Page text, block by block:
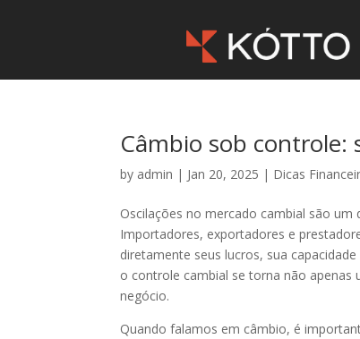
Câmbio sob controle:
by admin | Jan 20, 2025 | Dicas
Oscilações no mercado cambial são
Importadores, exportadores e
diretamente seus lucros, sua
o controle cambial se torna não apenas
negócio.
Quando falamos em câmbio, é